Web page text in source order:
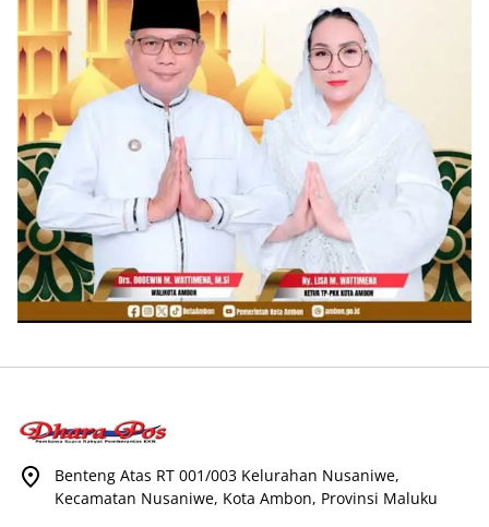
Benteng Atas RT 001/003 Kelurahan Nusaniwe,
Kecamatan Nusaniwe, Kota Ambon, Provinsi Maluku